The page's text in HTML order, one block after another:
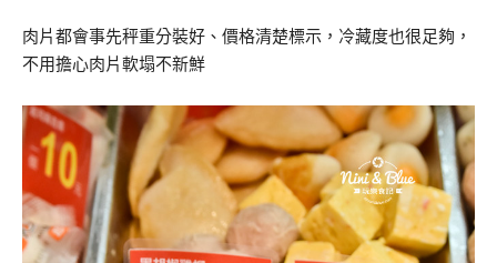
肉片都會事先秤重分裝好、價格清楚標示，冷藏度也很足夠，
不用擔心肉片軟塌不新鮮